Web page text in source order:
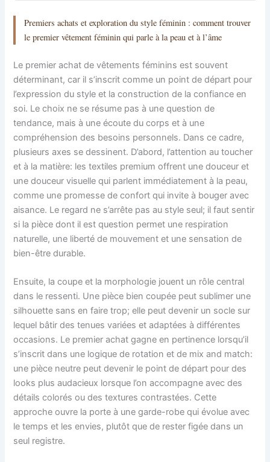
Premiers achats et exploration du style féminin : comment trouver
le premier vêtement féminin qui parle à la peau et à l’âme
Le premier achat de vêtements féminins est souvent
déterminant, car il s’inscrit comme un point de départ pour
l’expression du style et la construction de la confiance en
soi. Le choix ne se résume pas à une question de
tendance, mais à une écoute du corps et à une
compréhension des besoins personnels. Dans ce cadre,
plusieurs axes se dessinent. D’abord, l’attention au toucher
et à la matière: les textiles premium offrent une douceur et
une douceur visuelle qui parlent immédiatement à la peau,
comme une promesse de confort qui invite à bouger avec
aisance. Le regard ne s’arrête pas au style seul; il faut sentir
si la pièce dont il est question permet une respiration
naturelle, une liberté de mouvement et une sensation de
bien-être durable.
Ensuite, la coupe et la morphologie jouent un rôle central
dans le ressenti. Une pièce bien coupée peut sublimer une
silhouette sans en faire trop; elle peut devenir un socle sur
lequel bâtir des tenues variées et adaptées à différentes
occasions. Le premier achat gagne en pertinence lorsqu’il
s’inscrit dans une logique de rotation et de mix and match:
une pièce neutre peut devenir le point de départ pour des
looks plus audacieux lorsque l’on accompagne avec des
détails colorés ou des textures contrastées. Cette
approche ouvre la porte à une garde-robe qui évolue avec
le temps et les envies, plutôt que de rester figée dans un
seul registre.